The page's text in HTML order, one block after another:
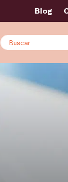
Blog
Buscar